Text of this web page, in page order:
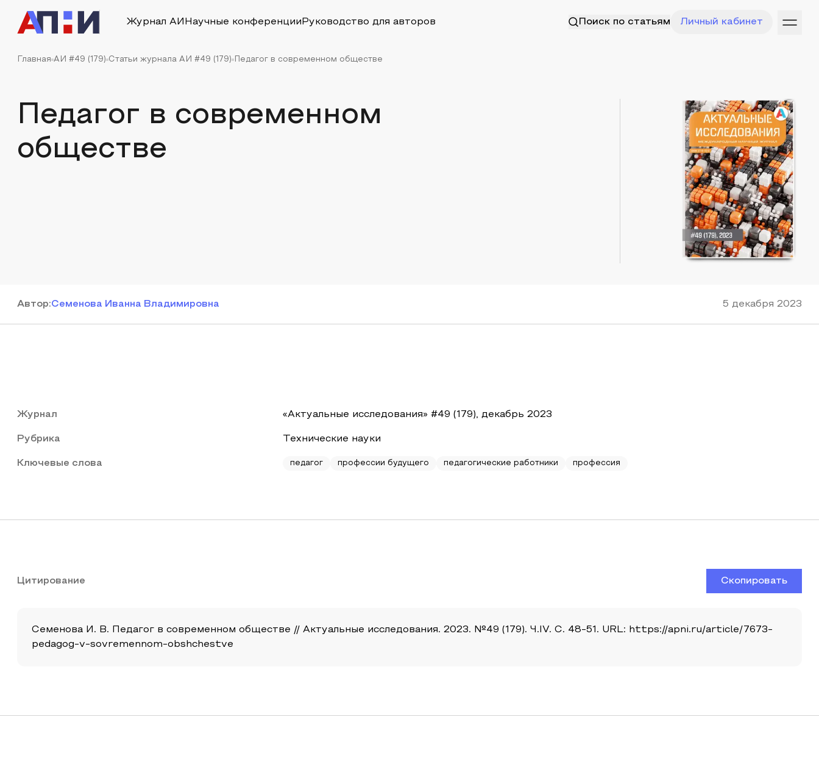
Журнал АИ Научные конференции Руководство для авторов Поиск по статьям Личный кабинет
Главная АИ #49 (179) Статьи журнала АИ #49 (179) Педагог в современном обществе
Педагог в современном
обществе
Автор:Семенова Иванна Владимировна 5 декабря 2023
Журнал «Актуальные исследования» #49 (179), декабрь 2023
Рубрика Технические науки
Ключевые слова педагог профессии будущего педагогические работники профессия
Цитирование Скопировать
Семенова И. В. Педагог в современном обществе // Актуальные исследования. 2023. №49 (179). Ч.IV. С. 48-51. URL: https://apni.ru/article/7673-
pedagog-v-sovremennom-obshchestve